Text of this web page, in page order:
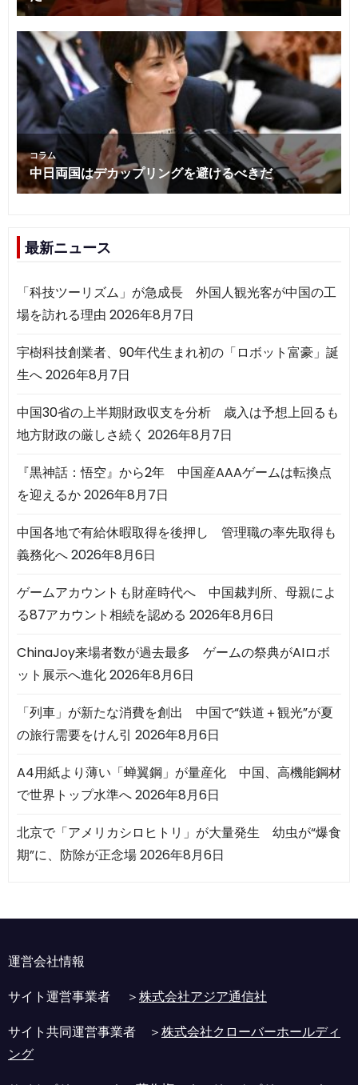
最新ニュース
「科技ツーリズム」が急成長 外国人観光客が中国の工
場を訪れる理由 2026年8月7日
宇樹科技創業者、90年代生まれ初の「ロボット富豪」誕
生へ2026年8月7日
中国30省の上半期財政収支を分析 歳入は予想上回るも
地方財政の厳しさ続く 2026年8月7日
『黒神話：悟空』から2年 中国産AAAゲームは転換点
を迎えるか2026年8月7日
中国各地で有給休暇取得を後押し 管理職の率先取得も
義務化へ2026年8月6日
ゲームアカウントも財産時代へ 中国裁判所、母親によ
る87アカウント相続を認める 2026年8月6日
ChinaJoy来場者数が過去最多 ゲームの祭典がAIロボ
ット展示へ進化2026年8月6日
「列車」が新たな消費を創出 中国で“鉄道＋観光”が夏
の旅行需要をけん引 2026年8月6日
A4用紙より薄い「蝉翼鋼」が量産化 中国、高機能鋼材
で世界トップ水準へ2026年8月6日
北京で「アメリカシロヒトリ」が大量発生 幼虫が“爆食
期”に、防除が正念場2026年8月6日
運営会社情報
サイト運営事業者 ＞株式会社アジア通信社
サイト共同運営事業者 ＞株式会社クローバーホールディ
ング